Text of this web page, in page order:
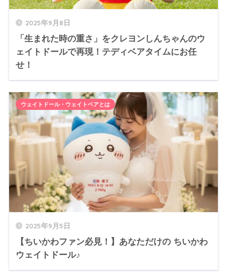
2025年9月8日
「生まれた時の重さ」をクレヨンしんちゃんのウ
ェイトドールで再現！テディベアタイムにお任
せ！
2025年9月5日
【ちいかわファン必見！】あなただけの ちいかわ
ウェイトドール♪
ウェイトドール・ウェイトベアとは